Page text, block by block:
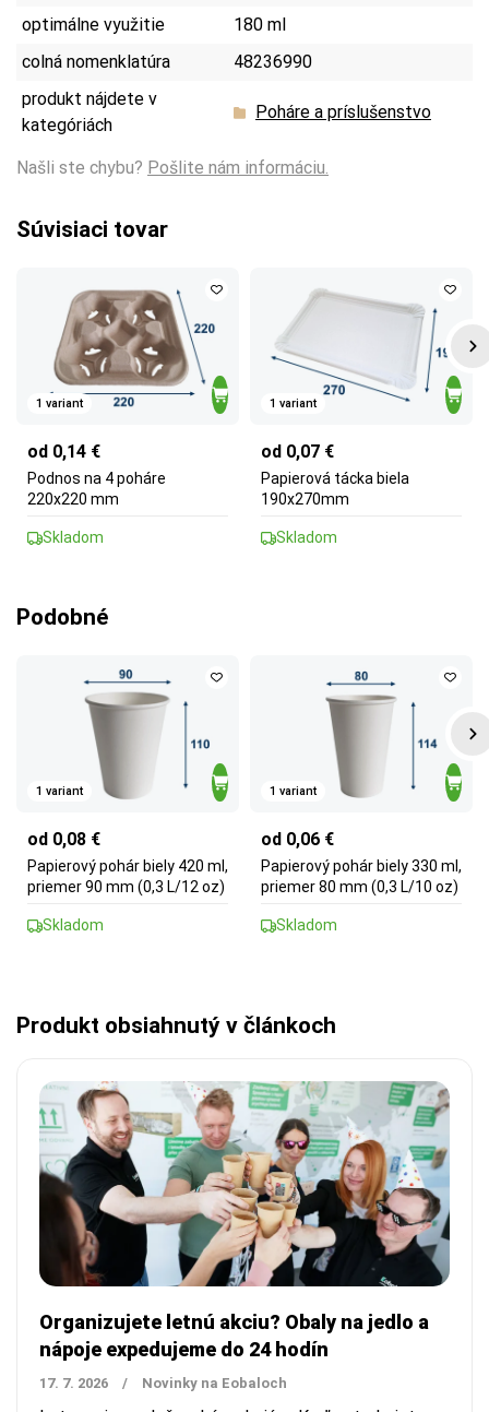
optimálne využitie
180 ml
colná nomenklatúra
48236990
produkt nájdete v
kategóriách
Poháre a príslušenstvo
Našli ste chybu? Pošlite nám informáciu.
Súvisiaci tovar
1 variant
od 0,14 €
Podnos na 4 poháre
220x220 mm
Skladom
1 variant
od 0,07 €
Papierová tácka biela
190x270mm
Skladom
Podobné
1 variant
od 0,08 €
Papierový pohár biely 420 ml,
priemer 90 mm (0,3 L/12 oz)
Skladom
1 variant
od 0,06 €
Papierový pohár biely 330 ml,
priemer 80 mm (0,3 L/10 oz)
Skladom
Produkt obsiahnutý v článkoch
Organizujete letnú akciu? Obaly na jedlo a
nápoje expedujeme do 24 hodín
17. 7. 2026 / Novinky na Eobaloch